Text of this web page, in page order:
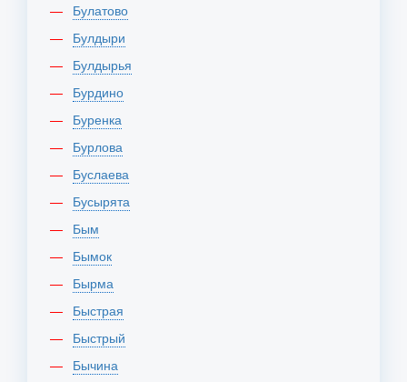
Булатово
Булдыри
Булдырья
Бурдино
Буренка
Бурлова
Буслаева
Бусырята
Бым
Бымок
Бырма
Быстрая
Быстрый
Бычина